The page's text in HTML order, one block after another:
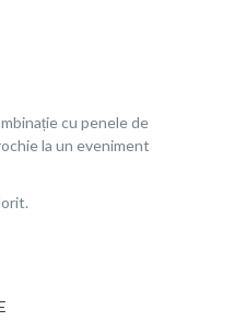
cu penele de
la un eveniment